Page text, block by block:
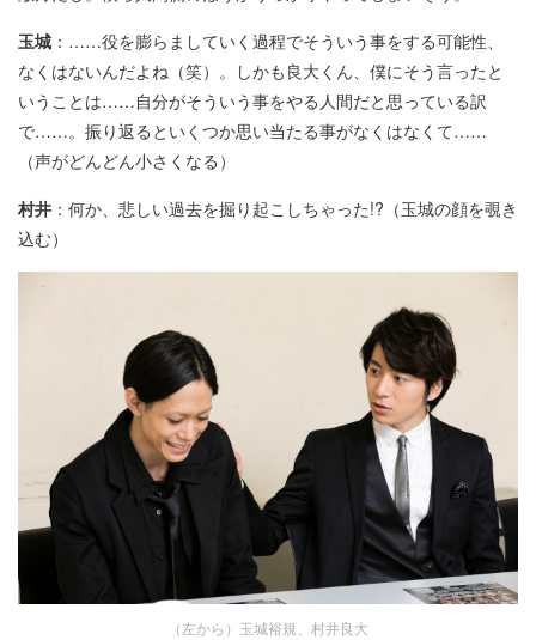
玉城 ：……役を膨らましていく過程でそういう事をする可能性、
なくはないんだよね（笑）。しかも良大くん、僕にそう言ったと
いうことは……自分がそういう事をやる人間だと思っている訳
で……。振り返るといくつか思い当たる事がなくはなくて……
（声がどんどん小さくなる）
村井 ：何か、悲しい過去を掘り起こしちゃった!?（玉城の顔を覗き
込む）
（左から）玉城裕規、村井良大